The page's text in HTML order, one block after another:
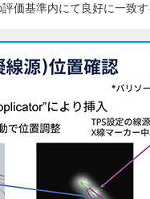
価基準内にて良好に一致す